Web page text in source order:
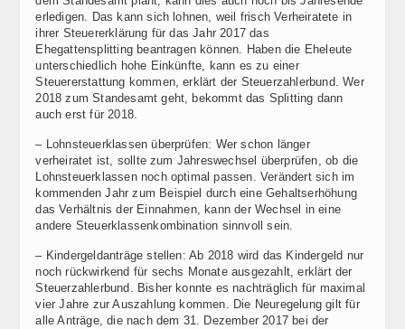
erledigen. Das kann sich lohnen, weil frisch Verheiratete in
ihrer Steuererklärung für das Jahr 2017 das
Ehegattensplitting beantragen können. Haben die Eheleute
unterschiedlich hohe Einkünfte, kann es zu einer
Steuererstattung kommen, erklärt der Steuerzahlerbund. Wer
2018 zum Standesamt geht, bekommt das Splitting dann
auch erst für 2018.
– Lohnsteuerklassen überprüfen: Wer schon länger
verheiratet ist, sollte zum Jahreswechsel überprüfen, ob die
Lohnsteuerklassen noch optimal passen. Verändert sich im
kommenden Jahr zum Beispiel durch eine Gehaltserhöhung
das Verhältnis der Einnahmen, kann der Wechsel in eine
andere Steuerklassenkombination sinnvoll sein.
– Kindergeldanträge stellen: Ab 2018 wird das Kindergeld nur
noch rückwirkend für sechs Monate ausgezahlt, erklärt der
Steuerzahlerbund. Bisher konnte es nachträglich für maximal
vier Jahre zur Auszahlung kommen. Die Neuregelung gilt für
alle Anträge, die nach dem 31. Dezember 2017 bei der